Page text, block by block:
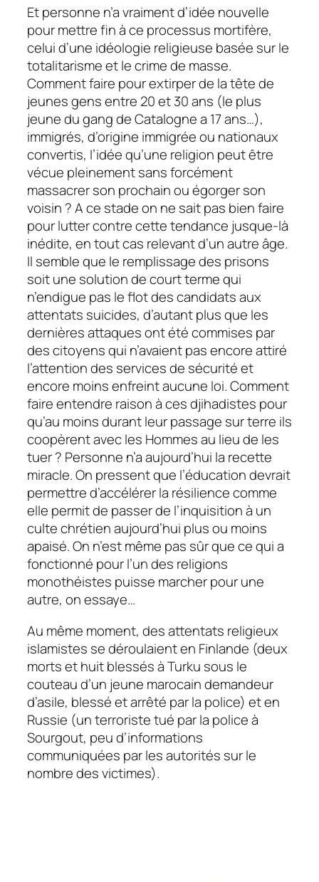
Et personne n’a vraiment d’idée nouvelle
pour mettre fin à ce processus mortifère,
celui d’une idéologie religieuse basée sur le
totalitarisme et le crime de masse.
Comment faire pour extirper de la tête de
jeunes gens entre 20 et 30 ans (le plus
jeune du gang de Catalogne a 17 ans…),
immigrés, d’origine immigrée ou nationaux
convertis, l’idée qu’une religion peut être
vécue pleinement sans forcément
massacrer son prochain ou égorger son
voisin ? A ce stade on ne sait pas bien faire
pour lutter contre cette tendance jusque-là
inédite, en tout cas relevant d’un autre âge.
Il semble que le remplissage des prisons
soit une solution de court terme qui
n’endigue pas le flot des candidats aux
attentats suicides, d’autant plus que les
dernières attaques ont été commises par
des citoyens qui n’avaient pas encore attiré
l’attention des services de sécurité et
encore moins enfreint aucune loi. Comment
faire entendre raison à ces djihadistes pour
qu’au moins durant leur passage sur terre ils
coopèrent avec les Hommes au lieu de les
tuer ? Personne n’a aujourd’hui la recette
miracle. On pressent que l’éducation devrait
permettre d’accélérer la résilience comme
elle permit de passer de l’inquisition à un
culte chrétien aujourd’hui plus ou moins
apaisé. On n’est même pas sûr que ce qui a
fonctionné pour l’un des religions
monothéistes puisse marcher pour une
autre, on essaye…
Au même moment, des attentats religieux
islamistes se déroulaient en Finlande (deux
morts et huit blessés à Turku sous le
couteau d’un jeune marocain demandeur
d’asile, blessé et arrêté par la police) et en
Russie (un terroriste tué par la police à
Sourgout, peu d’informations
communiquées par les autorités sur le
nombre des victimes).